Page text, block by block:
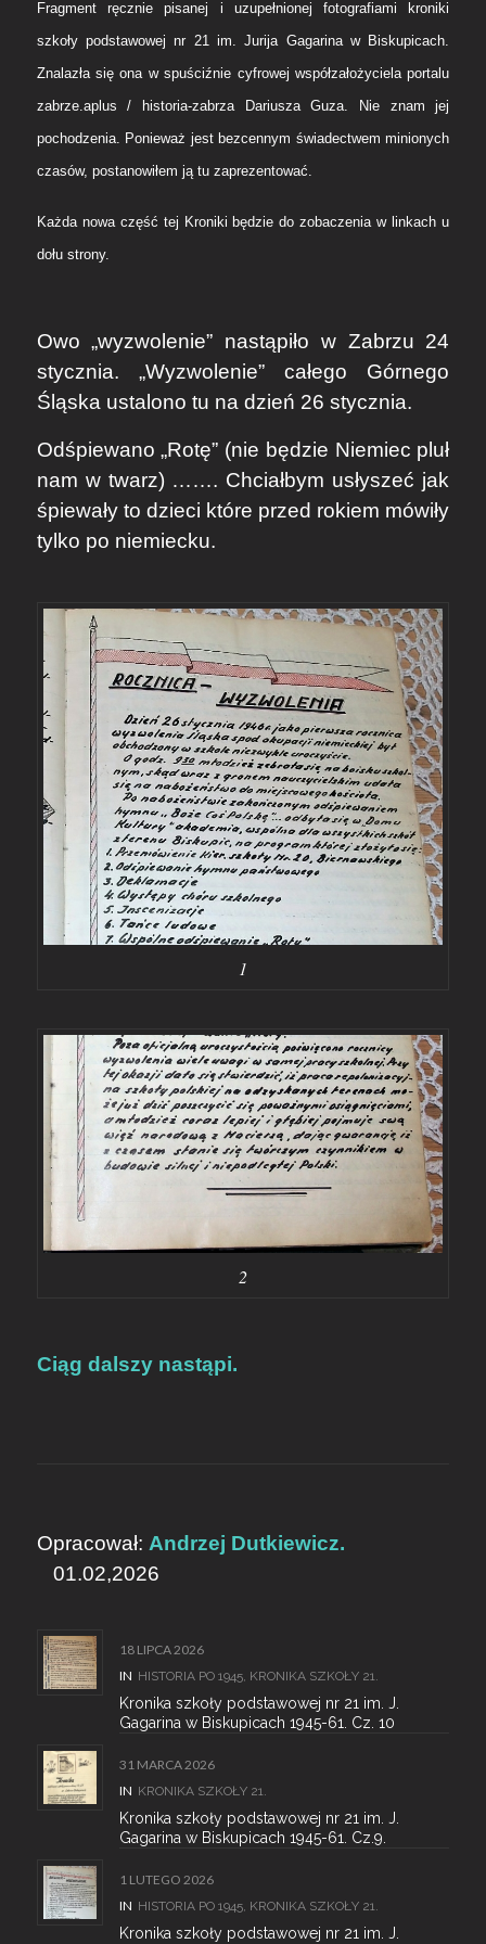
Fragment ręcznie pisanej i uzupełnionej fotografiami
kroniki
szkoły podstawowej nr 21 im. Jurija Gagarina w Biskupicach.
Znalazła sięona w spuściźnie cyfrowej współzałożyciela portalu
zabrze.aplus / historia-zabrza Dariusza Guza. Nie znam jej
pochodzenia. Ponieważ jest bezcennym świadectwem minionych
czasów, postanowiłem ją tu zaprezentować.
Każda nowa część tej Kroniki będzie do zobaczenia w linkach u
dołu strony.
Owo „wyzwolenie” nastąpiło w Zabrzu 24
stycznia. „Wyzwolenie” całego Górnego
Śląska ustalono tu na dzień 26 stycznia.
Odśpiewano „Rotę” (nie będzie Niemiec pluł
nam w twarz) ……. Chciałbym usłyszeć jak
śpiewały to dzieci które przed rokiem mówiły
tylko po niemiecku.
1
2
Ciąg dalszy nastąpi.
Opracował: Andrzej Dutkiewicz.
01.02,2026
18 LIPCA 2026
IN HISTORIA PO 1945, KRONIKA SZKOŁY 21.
Kronika szkoły podstawowej nr 21 im. J.
Gagarina w Biskupicach 1945-61. Cz. 10
31 MARCA 2026
IN KRONIKA SZKOŁY 21.
Kronika szkoły podstawowej nr 21 im. J.
Gagarina w Biskupicach 1945-61. Cz.9.
1 LUTEGO 2026
IN HISTORIA PO 1945, KRONIKA SZKOŁY 21.
Kronika szkoły podstawowej nr 21 im. J.